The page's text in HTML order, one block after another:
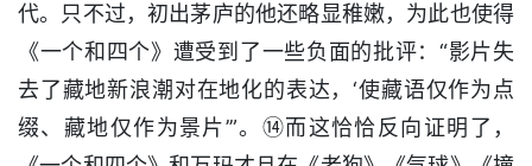
代。只不过，初出茅庐的他还略显稚嫩，为此也使得
《一个和四个》遭受到了一些负面的批评：“影片失
去了藏地新浪潮对在地化的表达，‘使藏语仅作为点
缀、藏地仅作为景片’”。⑭而这恰恰反向证明了，